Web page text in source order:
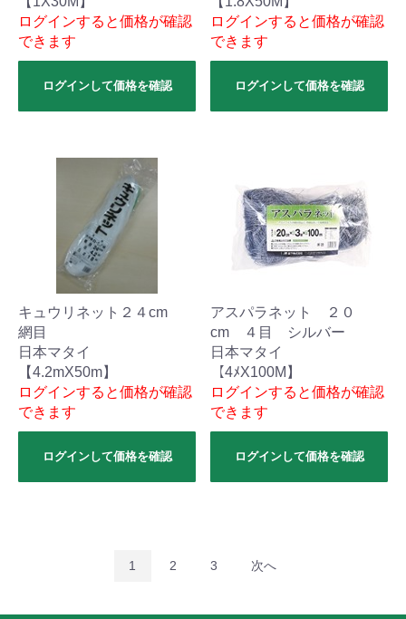
ログインすると価格が確認
できます
ログインして価格を確認
ログインすると価格が確認
できます
ログインして価格を確認
キュウリネット２４cm
網目
日本マタイ
【4.2mX50m】
ログインすると価格が確認
できます
ログインして価格を確認
アスパラネット ２０
cm ４目 シルバー
日本マタイ
【4ﾒX100M】
ログインすると価格が確認
できます
ログインして価格を確認
1 2 3 次へ